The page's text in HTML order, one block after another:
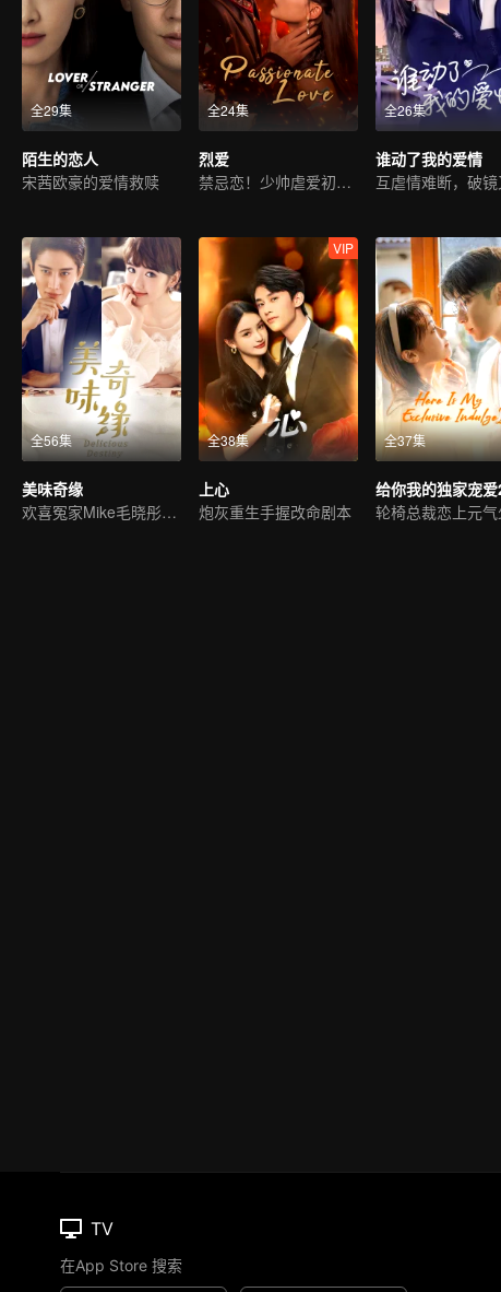
全29集
陌生的恋人
宋茜欧豪的爱情救赎
全24集
烈爱
禁忌恋！少帅虐爱初恋嫂嫂
全26集
谁动了我的爱情
全56集
美味奇缘
欢喜冤家Mike毛晓彤的美味爱情
全38集
VIP
上心
炮灰重生手握改命剧本
全37集
给你我的独家宠
轮椅总裁恋上元
TV
在App Store 搜索